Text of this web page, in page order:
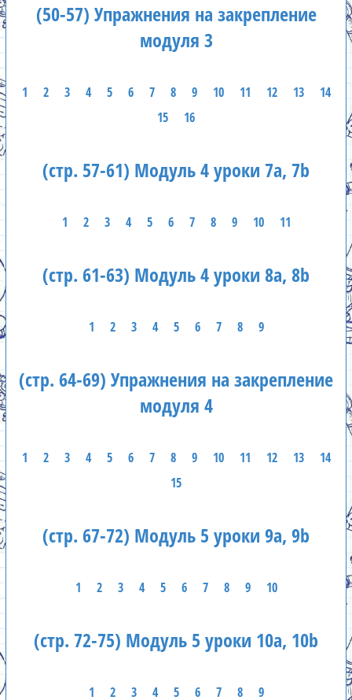
(50-57) Упражнения на закрепление
модуля 3
1 2 3 4 5 6 7 8 9 10 11 12 13
14
15
16
(стр. 57-61) Модуль 4 уроки 7а, 7b
1 2 3 4 5 6 7 8 9 10 11
(стр. 61-63) Модуль 4 уроки 8а, 8b
1 2 3 4 5 6 7 8 9
(стр. 64-69) Упражнения на закрепление
модуля 4
1 2 3 4 5 6 7 8 9 10 11 12 13
14
15
(стр. 67-72) Модуль 5 уроки 9а, 9b
1 2 3 4 5 6 7 8 9 10
(стр. 72-75) Модуль 5 уроки 10а, 10b
1 2 3 4 5 6 7 8 9